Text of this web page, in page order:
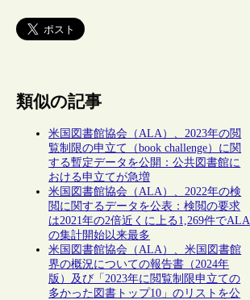
類似の記事
米国図書館協会（ALA）、2023年の閲
覧制限の申立て（book challenge）に関
する暫定データを公開：公共図書館に
おける申立てが急増
米国図書館協会（ALA）、2022年の検
閲に関するデータを公表：検閲の要求
は2021年の2倍近くに上る1,269件でALA
の集計開始以来最多
米国図書館協会（ALA）、米国図書館
界の概況についての報告書（2024年
版）及び「2023年に閲覧制限申立ての
多かった図書トップ10」のリストを公